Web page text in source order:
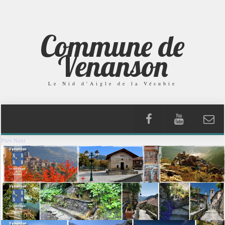
Commune de
Venanson
Le Nid d'Aigle de la Vésubie
Prev Next